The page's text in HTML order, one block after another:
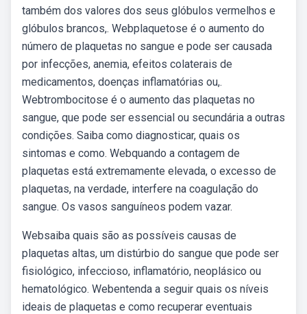
também dos valores dos seus glóbulos vermelhos e
glóbulos brancos,. Webplaquetose é o aumento do
número de plaquetas no sangue e pode ser causada
por infecções, anemia, efeitos colaterais de
medicamentos, doenças inflamatórias ou,.
Webtrombocitose é o aumento das plaquetas no
sangue, que pode ser essencial ou secundária a outras
condições. Saiba como diagnosticar, quais os
sintomas e como. Webquando a contagem de
plaquetas está extremamente elevada, o excesso de
plaquetas, na verdade, interfere na coagulação do
sangue. Os vasos sanguíneos podem vazar.
Websaiba quais são as possíveis causas de
plaquetas altas, um distúrbio do sangue que pode ser
fisiológico, infeccioso, inflamatório, neoplásico ou
hematológico. Webentenda a seguir quais os níveis
ideais de plaquetas e como recuperar eventuais